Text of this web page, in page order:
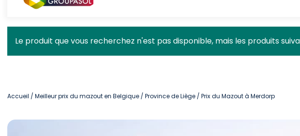
Message
d'état
Le produit que vous recherchez n'est pas disponible, mais les produits
Accueil / Meilleur prix du mazout en Belgique / Province de Liège / Prix du Mazout à Merdorp